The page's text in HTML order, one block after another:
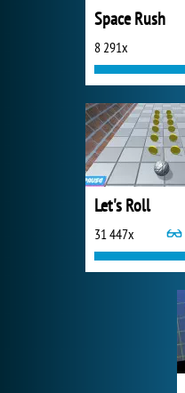
Space Rush
8 291x
Let's Roll
31 447x